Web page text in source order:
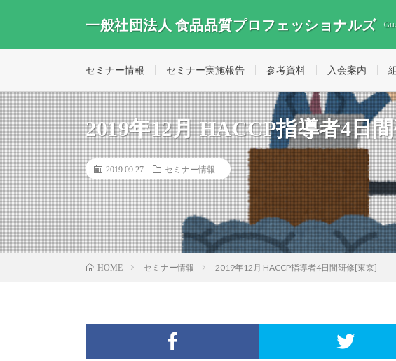
一般社団法人 食品品質プロフェッショナルズ
セミナー情報 セミナー実施報告 参考資料 入会案内
2019年12月 HACCP指導者4日
2019.09.27 セミナー情報
HOME セミナー情報 2019年12月 HACCP指導者4日間研修[東京]